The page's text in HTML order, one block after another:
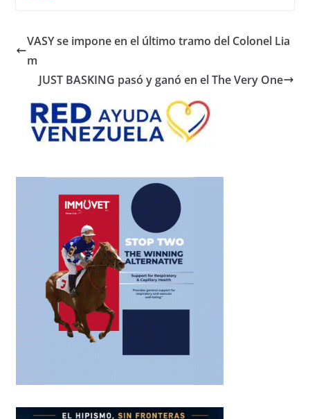
VASY se impone en el último tramo del Colonel Lia
m
JUST BASKING pasó y ganó en el The Very One